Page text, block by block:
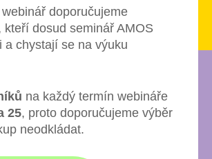
doporučujeme
kteří dosud seminář AMOS
a chystají se na výuku
na každý termín webináře
25, proto doporučujeme výběr
neodkládat.